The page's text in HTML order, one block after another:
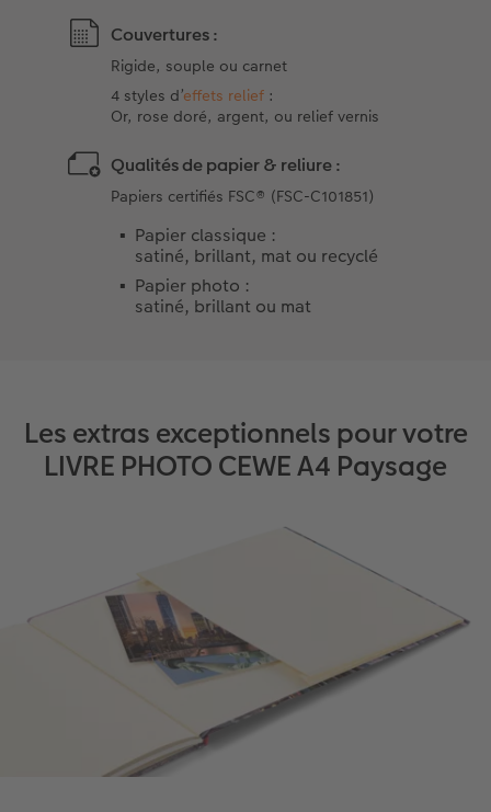
Couvertures :
Rigide, souple ou carnet
4 styles d’effets relief :
Or, rose doré, argent, ou relief vernis
Qualités de papier & reliure :
Papiers certifiés FSC® (FSC-C101851)
Papier classique :
satiné, brillant, mat ou recyclé
Papier photo :
satiné, brillant ou mat
Les extras exceptionnels pour votre
LIVRE PHOTO CEWE A4 Paysage